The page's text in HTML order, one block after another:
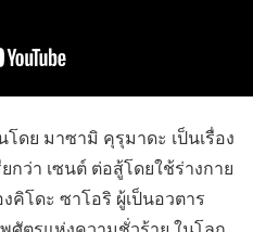
โดย มาซามิ คุรุมาดะ เป็นเรื่อง
กว่า เซนต์ ต่อสู้โดยใช้ร่างกาย
คิโดะ ซาโอริ ผู้เป็นอวตาร